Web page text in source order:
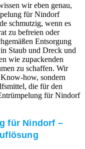
wir eben genau,
für Nindorf
schmutzig, wenn es
zu befreien oder
Entsorgung
Staub und Dreck und
wie zupackenden
zu schaffen. Wir
how, sondern
die für den
für Nindorf
für Nindorf –